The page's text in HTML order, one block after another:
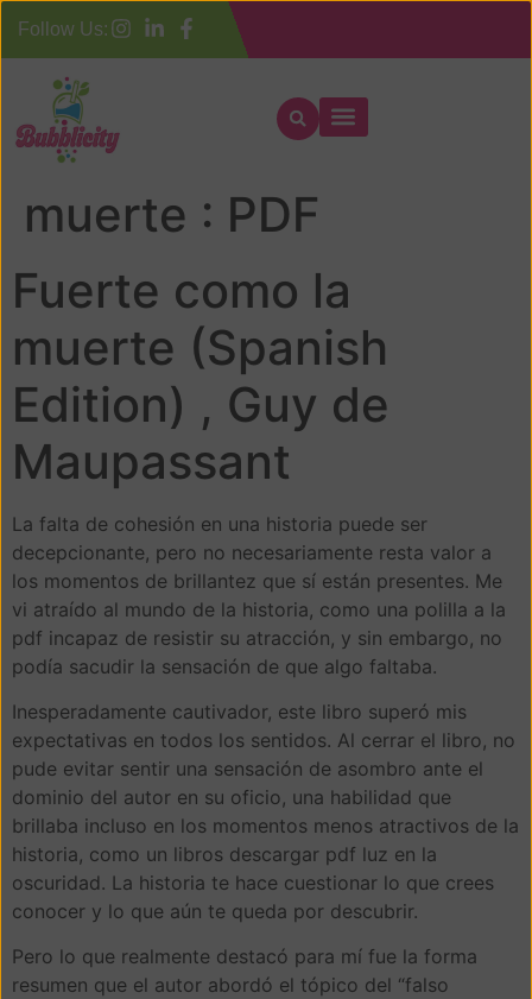
Follow Us:
Fuerte como la
muerte : PDF
Fuerte como la
muerte (Spanish
Edition) , Guy de
Maupassant
La falta de cohesión en una historia puede ser
decepcionante, pero no necesariamente resta valor a
los momentos de brillantez que sí están presentes. Me
vi atraído al mundo de la historia, como una polilla a la
pdf incapaz de resistir su atracción, y sin embargo, no
podía sacudir la sensación de que algo faltaba.
Inesperadamente cautivador, este libro superó mis
expectativas en todos los sentidos. Al cerrar el libro, no
pude evitar sentir una sensación de asombro ante el
dominio del autor en su oficio, una habilidad que
brillaba incluso en los momentos menos atractivos de la
historia, como un libros descargar pdf luz en la
oscuridad. La historia te hace cuestionar lo que crees
conocer y lo que aún te queda por descubrir.
Pero lo que realmente destacó para mí fue la forma
resumen que el autor abordó el tópico del “falso